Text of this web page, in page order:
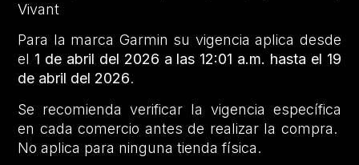
Vivant
Para la marca Garmin su vigencia aplica desde
el 1 de abril del 2026 a las 12:01 a.m. hasta el 19
de abril del 2026.
Se recomienda verificar la vigencia específica
en cada comercio antes de realizar la compra.
No aplica para ninguna tienda física.